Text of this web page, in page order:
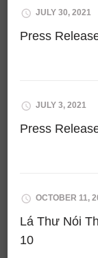
JULY 30, 2021
Press
JULY 3, 2021
Press
OCTOBER 11,
Lá Thư Nói
10